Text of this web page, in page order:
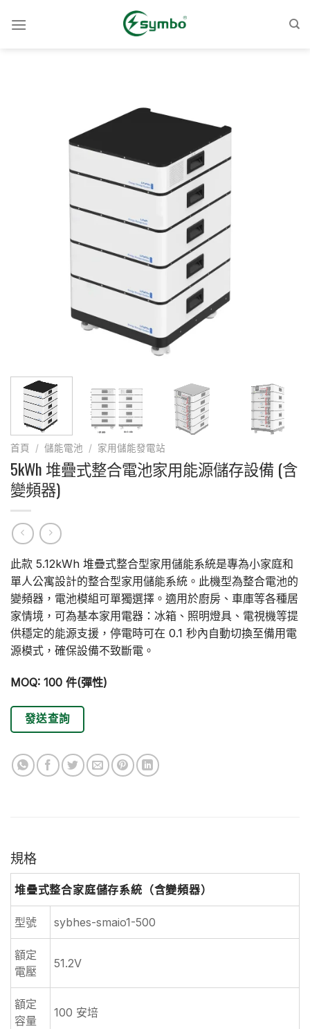
首頁 / 儲能電池 / 家用儲能發電站
5kWh 堆疊式整合電池家用能源儲存設備 (含
變頻器)
此款 5.12kWh 堆疊式整合型家用儲能系統是專為小家庭和
單人公寓設計的整合型家用儲能系統。此機型為整合電池的
變頻器，電池模組可單獨選擇。適用於廚房、車庫等各種居
家情境，可為基本家用電器：冰箱、照明燈具、電視機等提
供穩定的能源支援，停電時可在 0.1 秒內自動切換至備用電
源模式，確保設備不致斷電。
MOQ: 100 件(彈性)
發送查詢
規格
堆疊式整合家庭儲存系統（含變頻器）
型號 sybhes-smaio1-500
額定
電壓
51.2V
額定
容量
100 安培